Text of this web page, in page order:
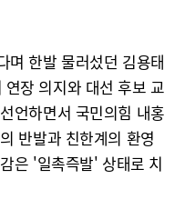
며 한발 물러섰던 김용태
장 의지와 대선 후보 교
언하면서 국민의힘 내홍
반발과 친한계의 환영
은 '일촉즉발' 상태로 치